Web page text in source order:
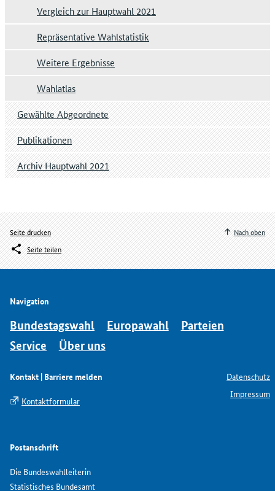
Vergleich zur Hauptwahl 2021
Repräsentative Wahlstatistik
Weitere Ergebnisse
Wahlatlas
Gewählte Abgeordnete
Publikationen
Archiv Hauptwahl 2021
Seite drucken
Seite teilen
Nach oben
Navigation
Bundestagswahl Europawahl
Parteien
Service
Über uns
Kontakt | Barriere melden
Kontaktformular
Postanschrift
Die Bundeswahlleiterin
Statistisches Bundesamt
Datenschutz
Impressum